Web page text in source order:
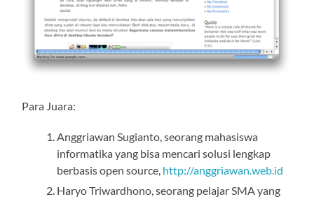
Para Juara:
Anggriawan Sugianto, seorang mahasiswa
informatika yang bisa mencari solusi lengkap
berbasis open source, http://anggriawan.web.id
Haryo Triwardhono, seorang pelajar SMA yang